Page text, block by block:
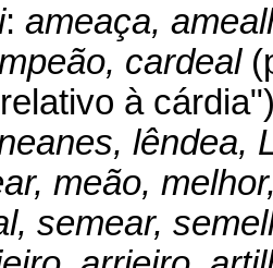
: ameaça,
cardeal
à
lêndea,
meão,
semear,